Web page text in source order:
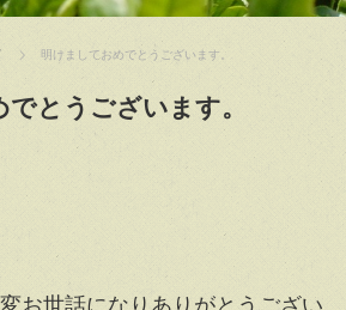
明けましておめでとうございます。
とうございます。